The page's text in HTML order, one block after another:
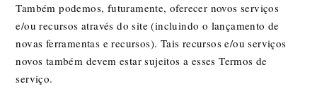
Também podemos, futuramente, oferecer novos serviços
e/ou recursos através do site (incluindo o lançamento de
novas ferramentas e recursos). Tais recursos e/ou serviços
novos também devem estar sujeitos a esses Termos de
serviço.